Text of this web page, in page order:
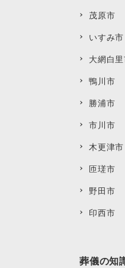
茂原市
いすみ市
大網白
鴨川市
勝浦市
市川市
木更津市
匝瑳市
野田市
印西市
葬儀の知